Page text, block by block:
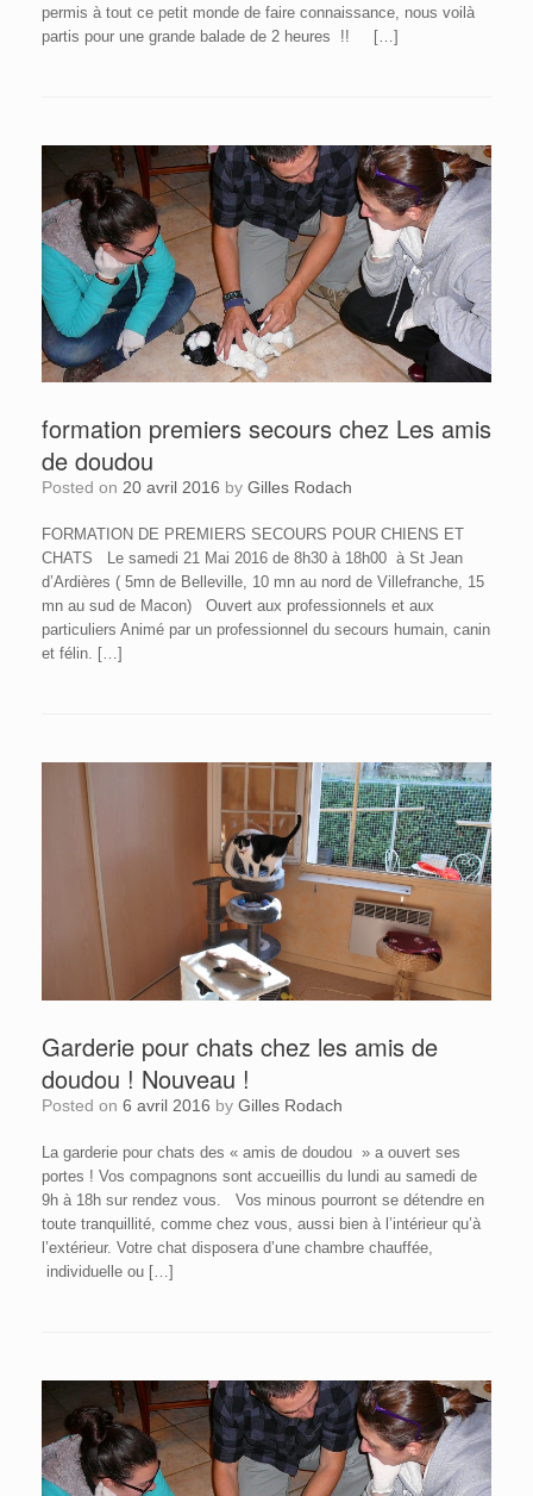
permis à tout ce petit monde de faire connaissance, nous voilà
partis pour une grande balade de 2 heures !! […]
formation premiers secours chez Les amis
de doudou
Posted on 20 avril 2016 by Gilles Rodach
FORMATION DE PREMIERS SECOURS POUR CHIENS ET
CHATS Le samedi 21 Mai 2016 de 8h30 à 18h00 à St Jean
d’Ardières ( 5mn de Belleville, 10 mn au nord de Villefranche, 15
mn au sud de Macon) Ouvert aux professionnels et aux
particuliers Animé par un professionnel du secours humain, canin
et félin. […]
Garderie pour chats chez les amis de
doudou ! Nouveau !
Posted on 6 avril 2016 by Gilles Rodach
La garderie pour chats des « amis de doudou » a ouvert ses
portes ! Vos compagnons sont accueillis du lundi au samedi de
9h à 18h sur rendez vous. Vos minous pourront se détendre en
toute tranquillité, comme chez vous, aussi bien à l’intérieur qu’à
l’extérieur. Votre chat disposera d’une chambre chauffée,
individuelle ou […]